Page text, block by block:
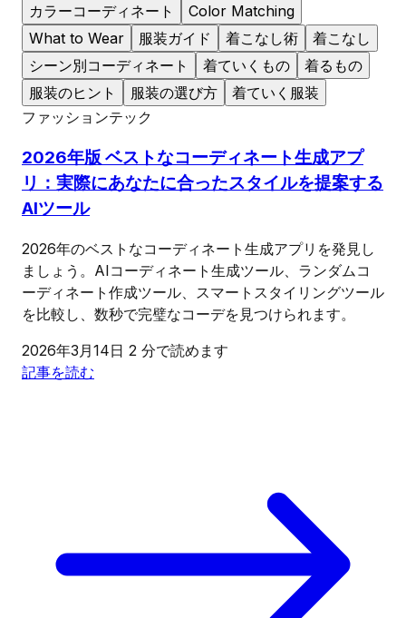
カラーコーディネート
Color Matching
What to Wear
服装ガイド 着こなし術
着こなし
シーン別コーディネート
着ていくもの
着るもの
服装のヒント
服装の選び方
着ていく服装
ファッションテック
2026年版 ベストなコーディネート生成アプ
リ：実際にあなたに合ったスタイルを提案する
AIツール
2026年のベストなコーディネート生成アプリを発見し
ましょう。AIコーディネート生成ツール、ランダムコ
ーディネート作成ツール、スマートスタイリングツール
を比較し、数秒で完璧なコーデを見つけられます。
2026年3月14日 2 分で読めます
記事を読む